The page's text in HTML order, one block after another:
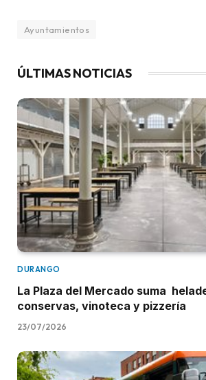
Ayuntamientos
ÚLTIMAS NOTICIAS
DURANGO
La Plaza del Mercado suma
conservas, vinoteca y pizzería
23/07/2026